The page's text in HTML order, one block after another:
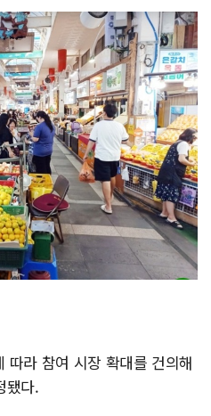
따라 참여 시장 확대를 건의해
됐다.